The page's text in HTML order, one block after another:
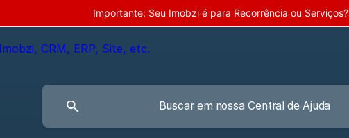
Importante: Seu Imobzi é para Recorrência ou Serviços?